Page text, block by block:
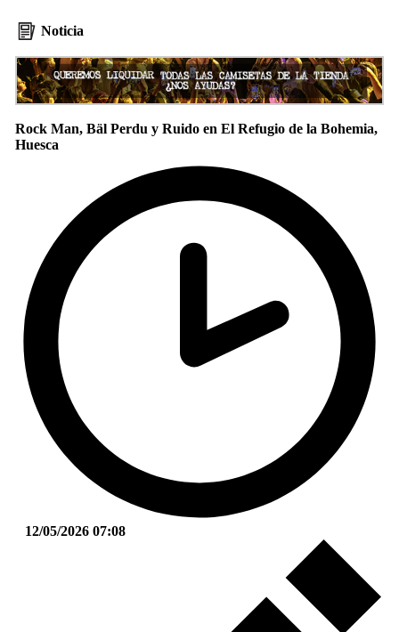
Noticia
Rock Man, Bäl Perdu y Ruido en El Refugio de la Bohemia,
Huesca
12/05/2026 07:08